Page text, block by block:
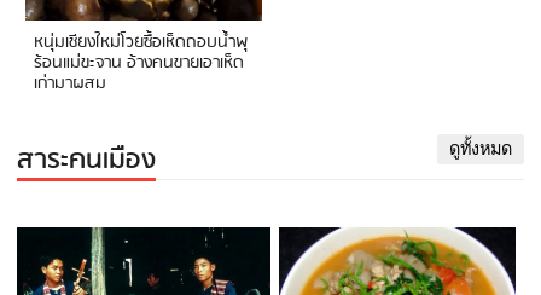
หนุ่มเชียงใหม่โวยซื้อเห็ดถอบน้ำพุ
ร้อนแม่ขะจาน อ้างคนขายเอาเห็ด
เก่ามาผสม
สาระคนเมือง ดูทั้งหมด